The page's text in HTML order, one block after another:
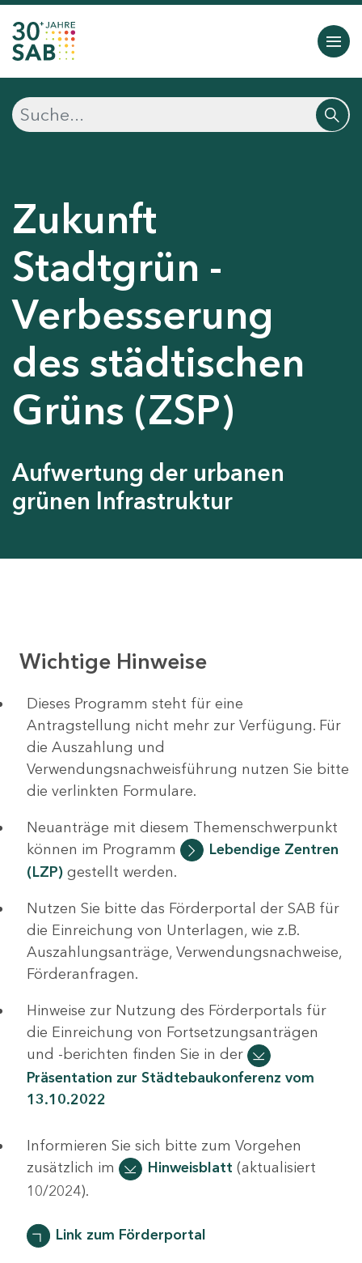
Zukunft
Stadtgrün -
Verbesserung
des städtischen
Grüns (ZSP)
Aufwertung der urbanen
grünen Infrastruktur
Wichtige Hinweise
Dieses Programm steht für eine
Antragstellung nicht mehr zur Verfügung. Für
die Auszahlung und
Verwendungsnachweisführung nutzen Sie bitte
die verlinkten Formulare.
Neuanträge mit diesem Themenschwerpunkt
können im Programm
Lebendige Zentren
(LZP) gestellt werden.
Nutzen Sie bitte das Förderportal der SAB für
die Einreichung von Unterlagen, wie z.B.
Auszahlungsanträge, Verwendungsnachweise,
Förderanfragen.
Hinweise zur Nutzung des Förderportals für
die Einreichung von Fortsetzungsanträgen
und -berichten finden Sie in der
Präsentation zur Städtebaukonferenz vom
13.10.2022
Informieren Sie sich bitte zum Vorgehen
zusätzlich im
Hinweisblatt (aktualisiert
10/2024).
Link zum Förderportal